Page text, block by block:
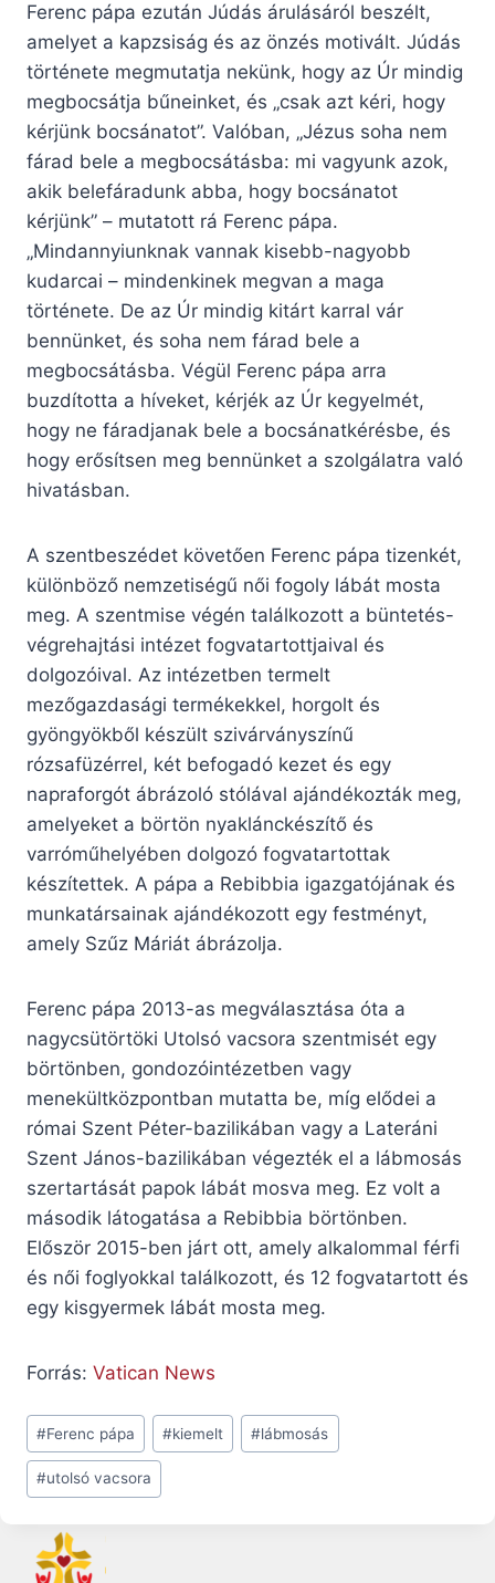
Ferenc pápa ezután Júdás árulásáról beszélt,
amelyet a kapzsiság és az önzés motivált. Júdás
története megmutatja nekünk, hogy az Úr mindig
megbocsátja bűneinket, és „csak azt kéri, hogy
kérjünk bocsánatot”. Valóban, „Jézus soha nem
fárad bele a megbocsátásba: mi vagyunk azok,
akik belefáradunk abba, hogy bocsánatot
kérjünk” – mutatott rá Ferenc pápa.
„Mindannyiunknak vannak kisebb-nagyobb
kudarcai – mindenkinek megvan a maga
története. De az Úr mindig kitárt karral vár
bennünket, és soha nem fárad bele a
megbocsátásba. Végül Ferenc pápa arra
buzdította a híveket, kérjék az Úr kegyelmét,
hogy ne fáradjanak bele a bocsánatkérésbe, és
hogy erősítsen meg bennünket a szolgálatra való
hivatásban.
A szentbeszédet követően Ferenc pápa tizenkét,
különböző nemzetiségű női fogoly lábát mosta
meg. A szentmise végén találkozott a büntetés-
végrehajtási intézet fogvatartottjaival és
dolgozóival. Az intézetben termelt
mezőgazdasági termékekkel, horgolt és
gyöngyökből készült szivárványszínű
rózsafüzérrel, két befogadó kezet és egy
napraforgót ábrázoló stólával ajándékozták meg,
amelyeket a börtön nyaklánckészítő és
varróműhelyében dolgozó fogvatartottak
készítettek. A pápa a Rebibbia igazgatójának és
munkatársainak ajándékozott egy festményt,
amely Szűz Máriát ábrázolja.
Ferenc pápa 2013-as megválasztása óta a
nagycsütörtöki Utolsó vacsora szentmisét egy
börtönben, gondozóintézetben vagy
menekültközpontban mutatta be, míg elődei a
római Szent Péter-bazilikában vagy a Lateráni
Szent János-bazilikában végezték el a lábmosás
szertartását papok lábát mosva meg. Ez volt a
második látogatása a Rebibbia börtönben.
Először 2015-ben járt ott, amely alkalommal férfi
és női foglyokkal találkozott, és 12 fogvatartott és
egy kisgyermek lábát mosta meg.
Forrás: Vatican News
Post
Tags:
#Ferenc pápa #kiemelt #lábmosás
#utolsó vacsora